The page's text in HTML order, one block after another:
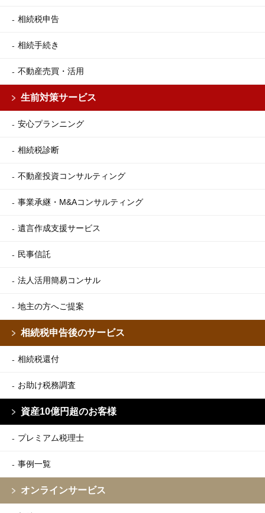
相続税申告
相続手続き
不動産売買・活用
生前対策サービス
安心プランニング
相続税診断
不動産投資コンサルティング
事業承継・M&Aコンサルティング
遺言作成支援サービス
民事信託
法人活用簡易コンサル
地主の方へご提案
相続税申告後のサービス
相続税還付
お助け税務調査
資産10億円超のお客様
プレミアム税理士
事例一覧
オンラインサービス